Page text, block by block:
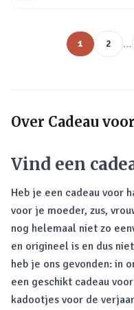
1 2 …
Over Cadeau
Vind een
Heb je een cadeau voor
voor je moeder, zus,
nog helemaal niet zo
en origineel is en dus
heb je ons gevonden: in
een geschikt cadeau
kadootjes voor de